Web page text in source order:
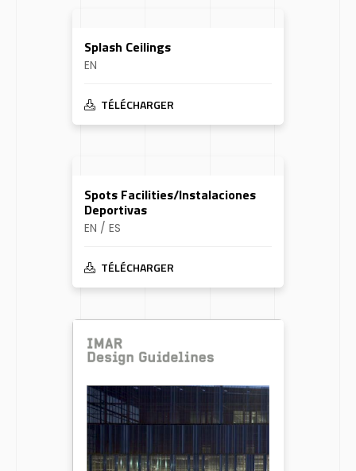
Splash Ceilings
EN
TÉLÉCHARGER
Spots Facilities/Instalaciones
Deportivas
EN / ES
TÉLÉCHARGER